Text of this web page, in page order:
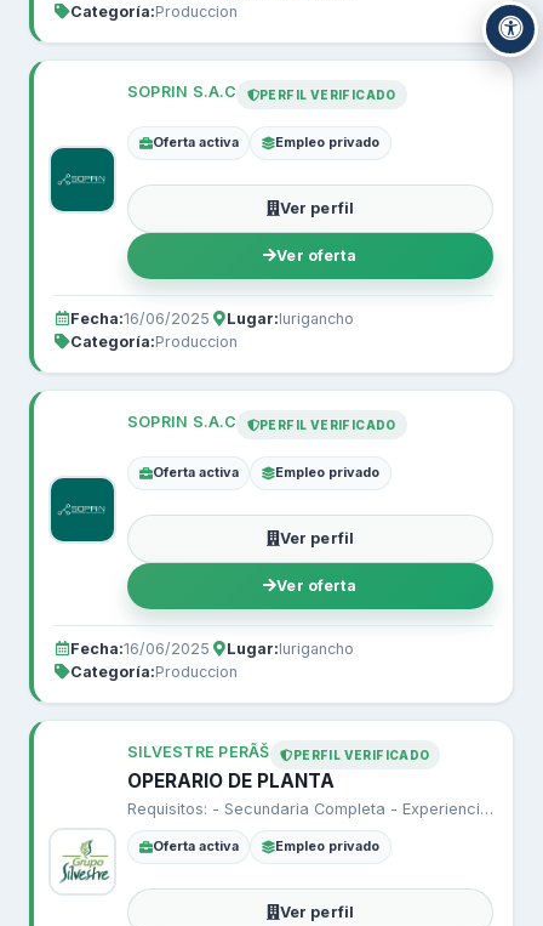
Categoría:Produccion
SOPRIN S.A.C PERFIL VERIFICADO
Oferta activa Empleo privado
Ver perfil
Ver oferta
Fecha:16/06/2025 Lugar:lurigancho
Categoría:Produccion
SOPRIN S.A.C PERFIL VERIFICADO
Oferta activa Empleo privado
Ver perfil
Ver oferta
Fecha:16/06/2025 Lugar:lurigancho
Categoría:Produccion
SILVESTRE PERÃŠ PERFIL VERIFICADO
OPERARIO DE PLANTA
Requisitos: - Secundaria Completa - Experiencia en plantas de Produccion.
Oferta activa Empleo privado
Ver perfil